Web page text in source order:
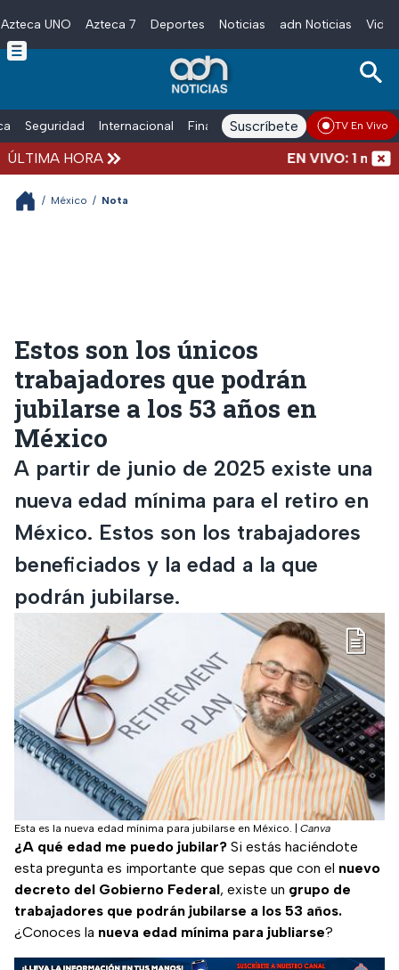
Skip to main content
Azteca UNO Azteca 7 Deportes Noticias adn Noticias
Seguridad Internacional Finanzas adn Noticias Radio
Suscríbete TV En Vivo
ÚLTIMA HORA EN VIVO: 1
/ México / Nota
Estos son los únicos
trabajadores que podrán
jubilarse a los 53 años en
México
A partir de junio de 2025 existe una
nueva edad mínima para el retiro en
México. Estos son los trabajadores
beneficiados y la edad a la que
podrán jubilarse.
Esta es la nueva edad mínima para jubilarse en México. Canva
¿A qué edad me puedo jubilar? Si estás haciéndote
esta pregunta es importante que sepas que con el nuevo
decreto del Gobierno Federal, existe un grupo de
trabajadores que podrán jubilarse a los 53 años.
¿Conoces la nueva edad mínima para jubliarse?